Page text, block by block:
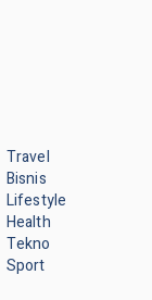
Travel
Bisnis
Lifestyle
Health
Tekno
Sport